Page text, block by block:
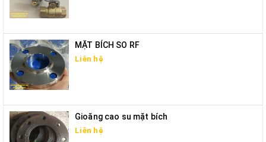
MẶT BÍCH SO RF
Liên hệ
Gioăng cao su mặt bích
Liên hệ